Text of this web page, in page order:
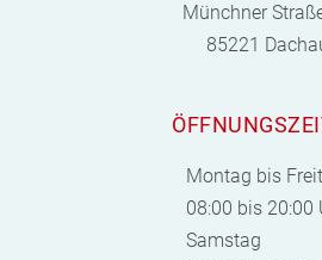
Münchner
85221
Montag bis
08:00 bis 20:00
Samstag